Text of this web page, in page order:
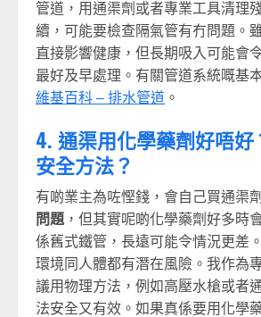
管道，用通渠劑或者專業工具清理
續，可能要檢查隔氣管有冇問題。
直接影響健康，但長期吸入可能會
最好及早處理。有關管道系統嘅基
維基百科 – 排水管道 。
4. 通渠用化學藥劑好唔
安全方法？
有啲業主為咗慳錢，會自己買通渠
問題 ，但其實呢啲化學藥劑好多時
係舊式鐵管，長遠可能令情況更差
環境同人體都有潛在風險。我作為
議用物理方法，例如高壓水槍或者
法安全又有效。如果真係要用化學